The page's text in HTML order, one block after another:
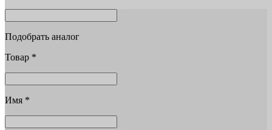
Подобрать аналог
Товар *
Имя *